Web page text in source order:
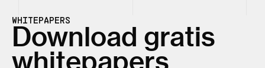
WHITEPAPERS
Download gratis
whitepapers